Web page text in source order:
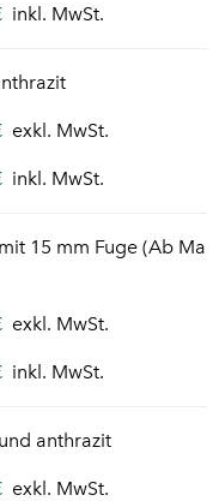
inkl. MwSt.
exkl. MwSt.
inkl. MwSt.
15 mm Fuge (Ab Mai
exkl. MwSt.
inkl. MwSt.
anthrazit
exkl. MwSt.